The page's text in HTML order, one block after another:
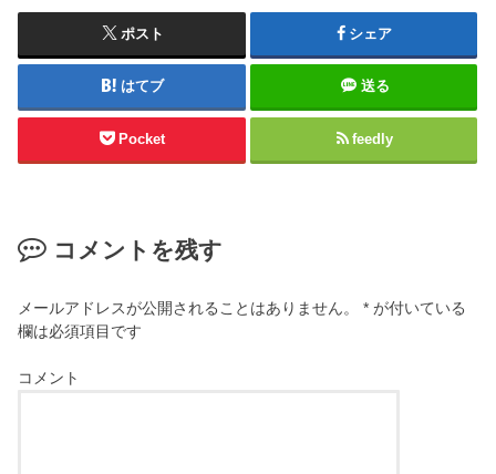
ポスト シェア
はてブ 送る
Pocket feedly
コメントを残す
メールアドレスが公開されることはありません。 * が付いている
欄は必須項目です
コメント